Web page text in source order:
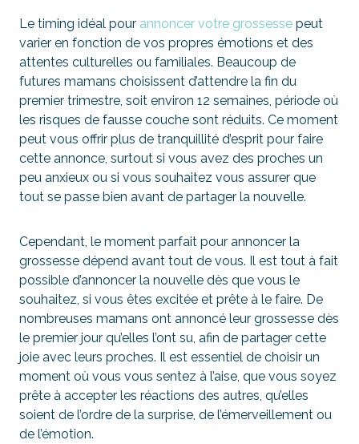
Le timing idéal pour annoncer votre grossesse peut
varier en fonction de vos propres émotions et des
attentes culturelles ou familiales. Beaucoup de
futures mamans choisissent d’attendre la fin du
premier trimestre, soit environ 12 semaines, période où
les risques de fausse couche sont réduits. Ce moment
peut vous offrir plus de tranquillité d’esprit pour faire
cette annonce, surtout si vous avez des proches un
peu anxieux ou si vous souhaitez vous assurer que
tout se passe bien avant de partager la nouvelle.
Cependant, le moment parfait pour annoncer la
grossesse dépend avant tout de vous. Il est tout à fait
possible d’annoncer la nouvelle dès que vous le
souhaitez, si vous êtes excitée et prête à le faire. De
nombreuses mamans ont annoncé leur grossesse dès
le premier jour qu’elles l’ont su, afin de partager cette
joie avec leurs proches. Il est essentiel de choisir un
moment où vous vous sentez à l’aise, que vous soyez
prête à accepter les réactions des autres, qu’elles
soient de l’ordre de la surprise, de l’émerveillement ou
de l’émotion.